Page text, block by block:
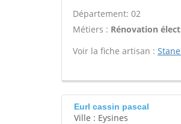
Département: 02
Métiers : Rénovation
Voir la fiche artisan :
Eurl cassin pascal
Ville : Eysines